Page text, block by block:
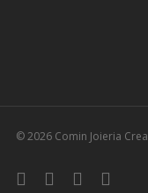
© 2026 Comin Joieria
facebookpinterestyoutubeinstagram